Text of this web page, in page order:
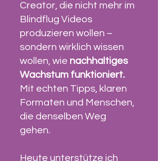
Creator, die nicht mehr im
Blindflug Videos
produzieren wollen –
sondern wirklich wissen
wollen, wie nachhaltiges
Wachstum funktioniert.
Mit echten Tipps, klaren
Formaten und Menschen,
die denselben Weg
gehen.
Heute unterstütze ich